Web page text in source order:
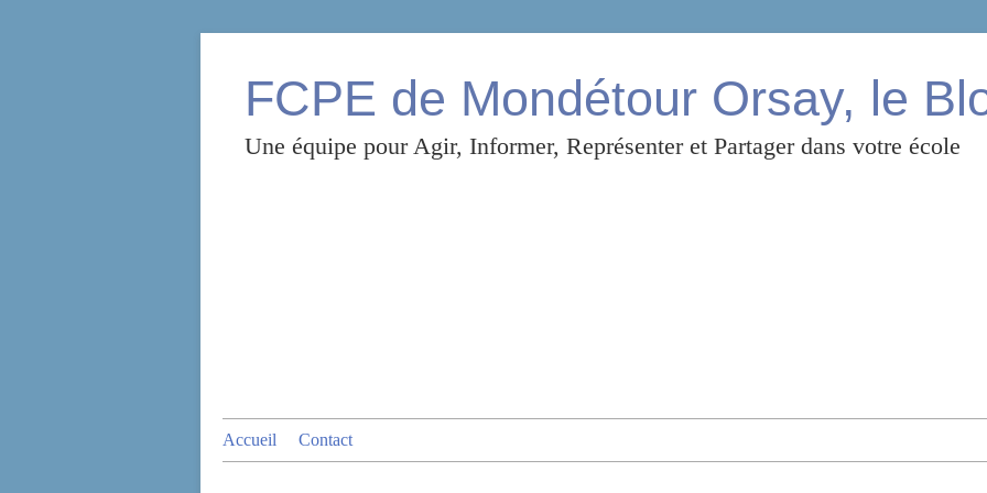
FCPE de Mondétour Orsay, le
Une équipe pour Agir, Informer, Représenter et Partager dans votre école
Accueil Contact